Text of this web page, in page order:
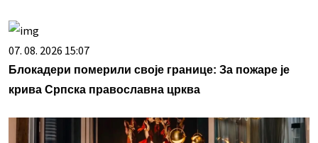
07. 08. 2026 15:07
Блокадери померили своје границе: За пожаре је
крива Српска православна црква